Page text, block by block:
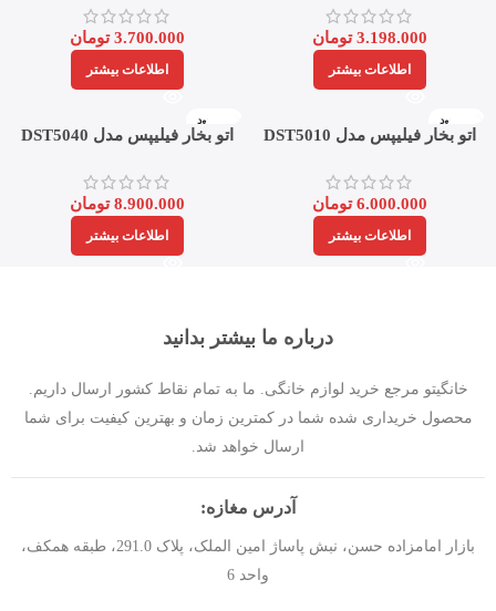
3.198.000 تومان
اطلاعات بیشتر
3.700.000 تومان
اطلاعات بیشتر
ناموجود
اتو بخار فیلیپس مدل DST5010
6.000.000 تومان
اطلاعات بیشتر
ناموجود
اتو بخار فیلیپس مدل DST5040
8.900.000 تومان
اطلاعات بیشتر
درباره ما بیشتر بدانید
خانگیتو مرجع خرید لوازم خانگی. ما به تمام نقاط کشور ارسال داریم.
محصول خریداری شده شما در کمترین زمان و بهترین کیفیت برای شما
ارسال خواهد شد.
آدرس مغازه:
بازار امامزاده حسن، نبش پاساژ امین الملک، پلاک 291.0، طبقه همکف،
واحد 6